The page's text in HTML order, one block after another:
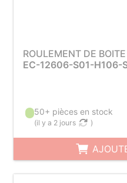
ROULEMENT DE
EC-12606-S01-H106-
50+ pièces en stock
(il y a 2 jours )